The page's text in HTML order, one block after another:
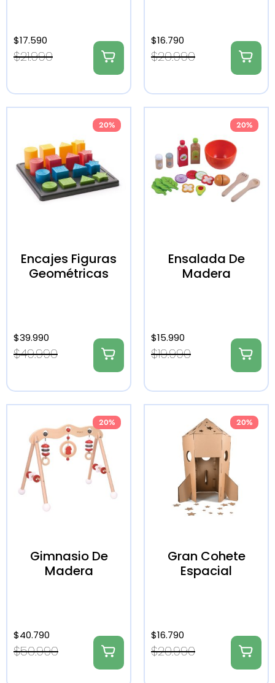
$21.990
$17.590
$20.990
$16.790
20%
Encajes Figuras
Geométricas
$49.990
$39.990
20%
Ensalada De
Madera
$19.990
$15.990
20%
Gimnasio De
Madera
$50.990
$40.790
20%
Gran Cohete
Espacial
$20.990
$16.790